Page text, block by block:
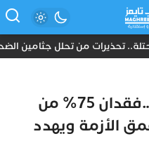
تحذيرات من تحلل جثامين
المغرب أمام إنذار بيئي …فقدان 75% من
الأزمة ويهدد